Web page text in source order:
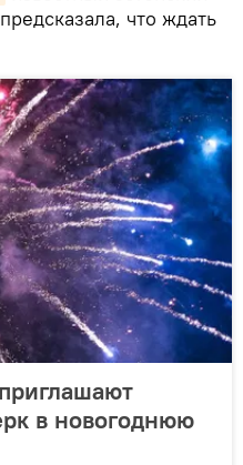
что ждать
в новогоднюю